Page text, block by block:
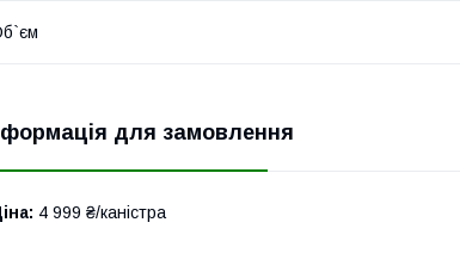
для замовлення
4 999 ₴/каністра